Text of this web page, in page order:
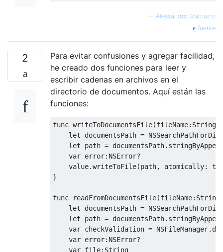
— Alessandro Mattiuzzi
fuente
2
Para evitar confusiones y agregar facilidad,
he creado dos funciones para leer y
escribir cadenas en archivos en el
directorio de documentos. Aquí están las
funciones:
func writeToDocumentsFile(fileName: String
let documentsPath =
let path = documentsPath.
var error: NSError?
    value
.writeToFile(path, atomically:
}
func readFromDocumentsFile(fileName: String
let documentsPath =
let path = documentsPath.
var checkValidation = NSFileManager.
var error: NSError?
var file: String